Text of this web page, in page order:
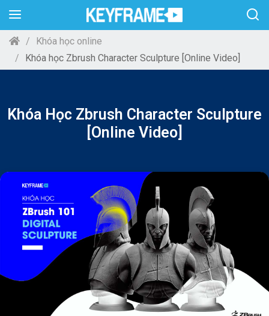
Khóa học online
Khóa học Zbrush Character Sculpture [Online Video]
Khóa Học Zbrush Character Sculpture
[Online Video]